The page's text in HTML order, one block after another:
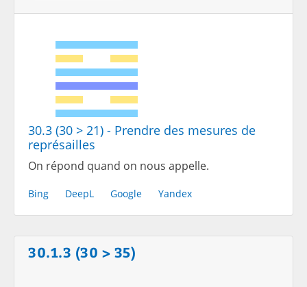
30.3 (30 > 21) - Prendre des mesures de
représailles
On répond quand on nous appelle.
Bing DeepL Google Yandex
30.1.3 (30 > 35)